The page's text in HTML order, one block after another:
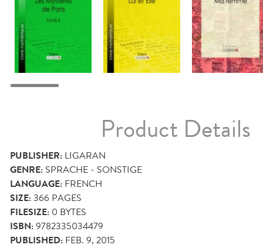
Product Details
PUBLISHER: LIGARAN
GENRE: SPRACHE - SONSTIGE
LANGUAGE: FRENCH
SIZE:366 PAGES
FILESIZE: 0 BYTES
ISBN:9782335034479
PUBLISHED: FEB. 9, 2015